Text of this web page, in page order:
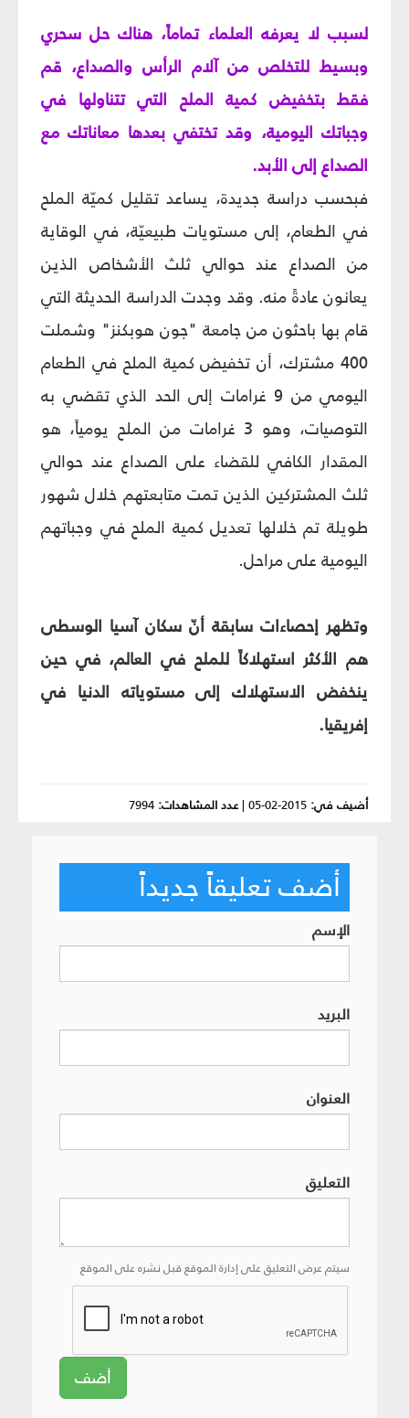
لسبب لا يعرفه العلماء تماماً، هناك حل سحري
وبسيط للتخلص من آلام الرأس والصداع، قم
فقط بتخفيض كمية الملح التي تتناولها في
وجباتك اليومية، وقد تختفي بعدها معاناتك مع
الصداع إلى الأبد.
فبحسب دراسة جديدة، يساعد تقليل كميّة الملح
في الطعام، إلى مستويات طبيعيّة، في الوقاية
من الصداع عند حوالي ثلث الأشخاص الذين
يعانون عادةً منه. وقد وجدت الدراسة الحديثة التي
قام بها باحثون من جامعة "جون هوبكنز" وشملت
400 مشترك، أن تخفيض كمية الملح في الطعام
اليومي من 9 غرامات إلى الحد الذي تقضي به
التوصيات، وهو 3 غرامات من الملح يومياً، هو
المقدار الكافي للقضاء على الصداع عند حوالي
ثلث المشتركين الذين تمت متابعتهم خلال شهور
طويلة تم خلالها تعديل كمية الملح في وجباتهم
اليومية على مراحل.
وتظهر إحصاءات سابقة أنّ سكان آسيا الوسطى
هم الأكثر استهلاكاً للملح في العالم، في حين
ينخفض الاستهلاك إلى مستوياته الدنيا في
إفريقيا.
أضيف في: 2015-02-05
|عدد المشاهدات: 7994
أضف تعليقاً جديداً
الإسم
البريد
العنوان
التعليق
سيتم عرض التعليق على إدارة الموقع قبل نشره على الموقع
أضف